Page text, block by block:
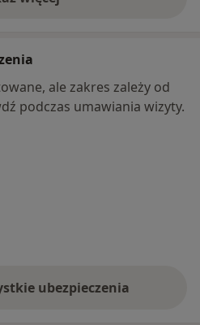
o adresie
ale zakres zależy od
podczas umawiania wizyty.
ubezpieczenia